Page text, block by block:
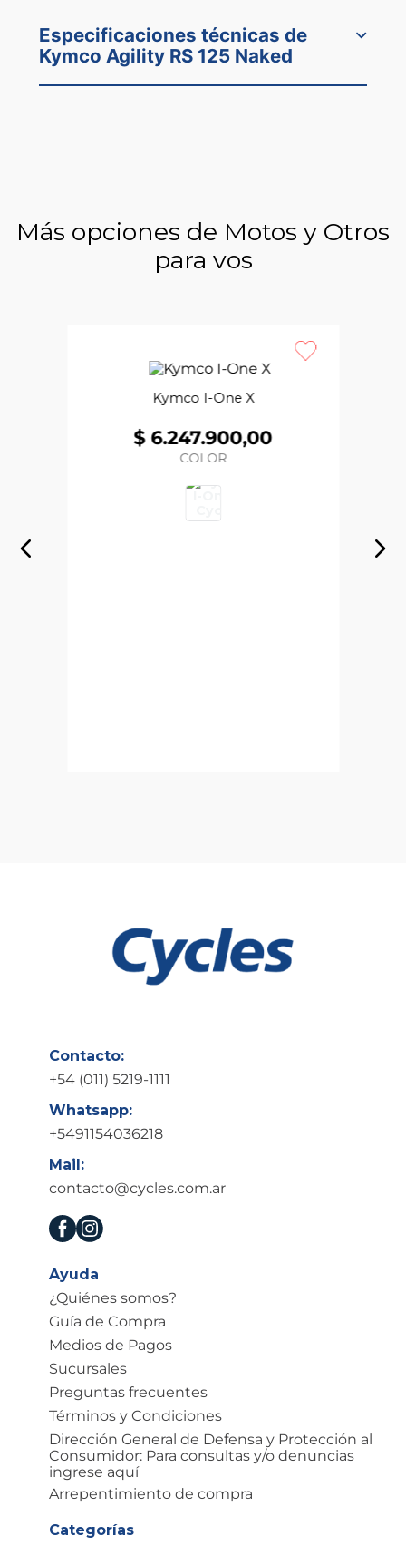
Especificaciones técnicas de
Kymco Agility RS 125 Naked
Más opciones de Motos y Otros
para vos
Kymco I-One X
$ 6.247.900,00
COLOR
Contacto:
+54 (011) 5219-1111
Whatsapp:
+5491154036218
Mail:
contacto@cycles.com.ar
Ayuda
¿Quiénes somos?
Guía de Compra
Medios de Pagos
Sucursales
Preguntas frecuentes
Términos y Condiciones
Dirección General de Defensa y Protección al
Consumidor: Para consultas y/o denuncias
ingrese aquí
Arrepentimiento de compra
Categorías